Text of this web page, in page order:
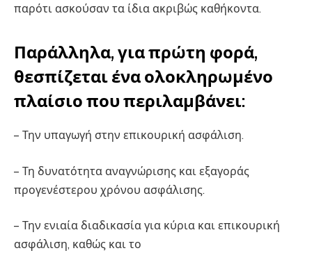
παρότι ασκούσαν τα ίδια ακριβώς καθήκοντα.
Παράλληλα, για πρώτη φορά,
θεσπίζεται ένα ολοκληρωμένο
πλαίσιο που περιλαμβάνει:
– Την υπαγωγή στην επικουρική ασφάλιση.
– Τη δυνατότητα αναγνώρισης και εξαγοράς
προγενέστερου χρόνου ασφάλισης.
– Την ενιαία διαδικασία για κύρια και επικουρική
ασφάλιση, καθώς και το